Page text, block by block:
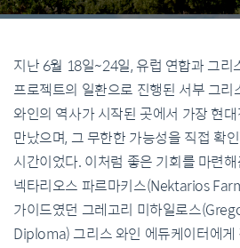
지난 6월 18일~24일, 유럽 연합과 그리
프로젝트의 일환으로 진행된 서부 그리
와인의 역사가 시작된 곳에서 가장 현
만났으며, 그 무한한 가능성을 직접 확
시간이었다. 이처럼 좋은 기회를 마련
넥타리오스 파르마키스(Nektarios
가이드였던 그레고리 미하일로스
Diploma) 그리스 와인 에듀케이터에게